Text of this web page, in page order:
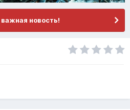
новость!